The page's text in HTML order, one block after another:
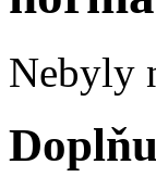
Nebyly